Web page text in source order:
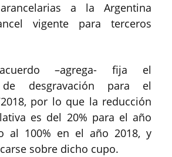
a la Argentina
vigente para terceros
–agrega- fija el
de desgravación para el
por lo que la reducción
es del 20% para el año
al 100% en el año 2018, y
sobre dicho cupo.